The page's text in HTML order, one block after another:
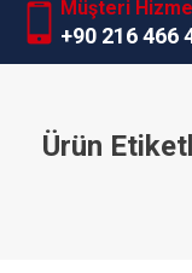
Müşteri
+90 216 466
Ürün